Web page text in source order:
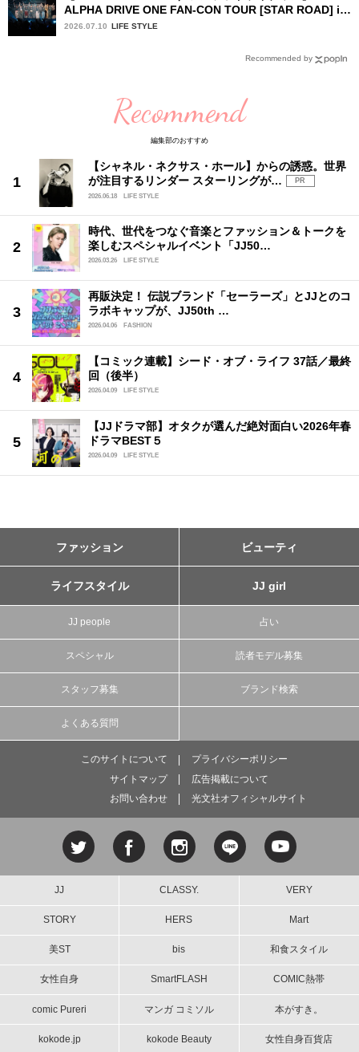
ALPHA DRIVE ONE FAN-CON TOUR [STAR ROAD] in
YOKOHAMA」1日目詳細レポ【後編】
2026.07.10 LIFE STYLE
Recommended by
Recommend
編集部のおすすめ
【シャネル・ネクサス・ホール】からの誘惑。世界
が注目するリンダー スターリングが…
PR
2026.06.18
LIFE STYLE
時代、世代をつなぐ音楽とファッション＆トークを
楽しむスペシャルイベント「JJ50…
2026.03.26 LIFE STYLE
再販決定！ 伝説ブランド「セーラーズ」とJJとのコ
ラボキャップが、JJ50th …
2026.04.06 FASHION
【コミック連載】シード・オブ・ライフ 37話／最終
回（後半）
2026.04.09 LIFE STYLE
【JJドラマ部】オタクが選んだ絶対面白い2026年春
ドラマBEST５
2026.04.09 LIFE STYLE
ファッション ビューティ
ライフスタイル JJ girl
JJ people 占い
スペシャル 読者モデル募集
スタッフ募集 ブランド検索
よくある質問
このサイトについて
プライバシーポリシー
サイトマップ
広告掲載について
お問い合わせ
光文社オフィシャルサイト
JJ CLASSY. VERY
STORY HERS Mart
美ST bis 和食スタイル
女性自身 SmartFLASH COMIC熱帯
comic Pureri マンガ コミソル 本がすき。
kokode.jp kokode Beauty 女性自身百貨店